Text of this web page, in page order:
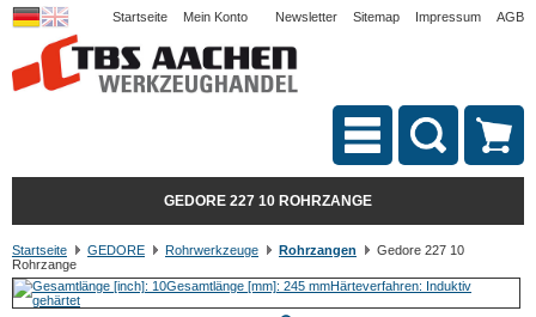
Startseite Mein Konto Newsletter Sitemap Impressum AGB
GEDORE 227 10 ROHRZANGE
Startseite GEDORE Rohrwerkzeuge Rohrzangen
Gedore 227 10
Rohrzange